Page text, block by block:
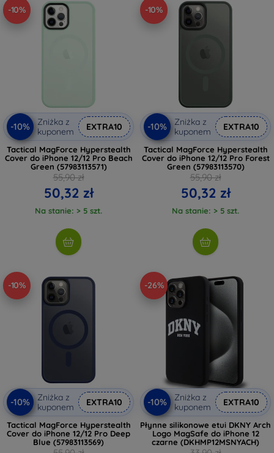
-10%
-10%
Zniżka z
kuponem
EXTRA10
Tactical MagForce Hyperstealth
Cover do iPhone 12/12 Pro Beach
Green (57983113571)
55,90 zł
50,32 zł
Na stanie: > 5 szt.
-10%
-10%
Zniżka z
kuponem
EXTRA10
Tactical MagForce Hyperstealth
Cover do iPhone 12/12 Pro Forest
Green (57983113570)
55,90 zł
50,32 zł
Na stanie: > 5 szt.
-10%
-10%
Zniżka z
kuponem
EXTRA10
Tactical MagForce Hyperstealth
Cover do iPhone 12/12 Pro Deep
Blue (57983113569)
-26%
-10%
Zniżka z
kuponem
EXTRA10
Płynne silikonowe etui DKNY Arch
Logo MagSafe do iPhone 12
czarne (DKHMP12MSNYACH)